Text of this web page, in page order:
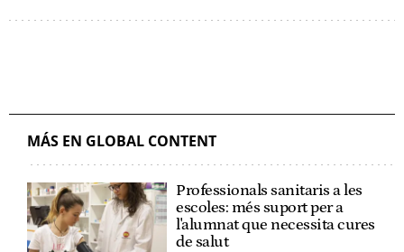
MÁS EN GLOBAL CONTENT
Professionals sanitaris a les
escoles: més suport per a
l'alumnat que necessita cures
de salut